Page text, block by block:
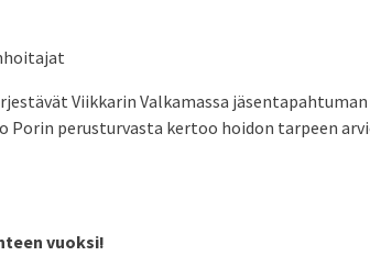
Viikkarin Valkamassa jäsentapahtuman
Porin perusturvasta kertoo hoidon tarpeen
vuoksi!